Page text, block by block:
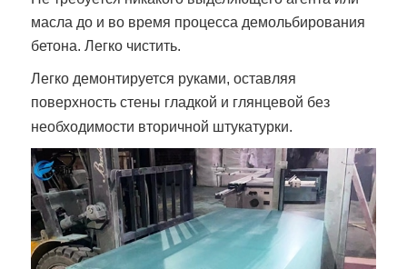
масла до и во время процесса демольбирования
бетона. Легко чистить.
Легко демонтируется руками, оставляя
поверхность стены гладкой и глянцевой без
необходимости вторичной штукатурки.